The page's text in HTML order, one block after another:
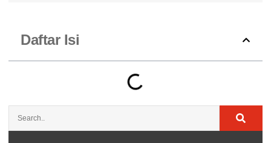
Daftar Isi